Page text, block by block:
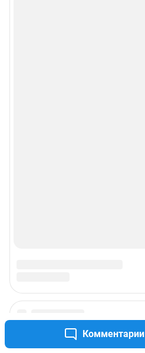
Комментарии
Подписаться на новости